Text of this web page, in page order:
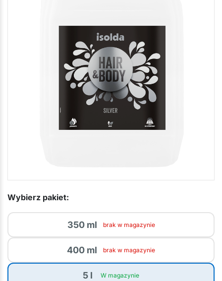
Wybierz pakiet:
350 ml brak w magazynie
400 ml brak w magazynie
5 l W magazynie